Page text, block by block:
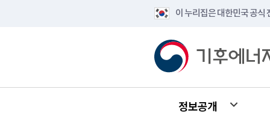
이 누리집은 대한민국 공식
정보공개